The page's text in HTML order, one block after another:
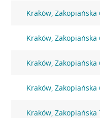
Kraków, Zakopiańska
Kraków, Zakopiańska
Kraków, Zakopiańska
Kraków, Zakopiańska
Kraków, Zakopiańska